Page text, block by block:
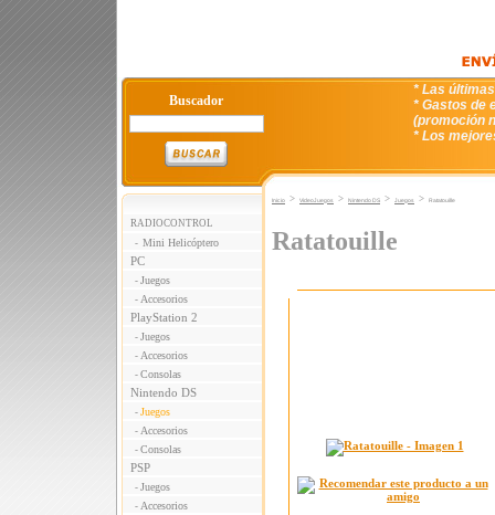
Buscador
* Las
* Gastos de
(promoción
* Los
RADIOCONTROL
- Mini Helicóptero
PC
- Juegos
- Accesorios
PlayStation 2
- Juegos
- Accesorios
- Consolas
Nintendo DS
- Juegos
- Accesorios
- Consolas
PSP
- Juegos
- Accesorios
Inicio > VideoJuegos > Nintendo DS > Juegos > Ratatouille
Ratatouille